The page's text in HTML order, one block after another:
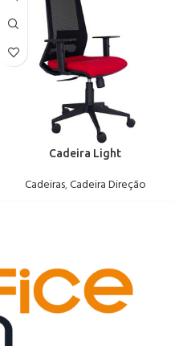
Cadeira Light
Cadeiras,Cadeira Direção